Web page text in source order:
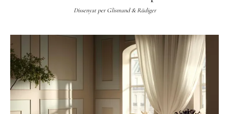
Dissenyat per Glismand & Rüdiger